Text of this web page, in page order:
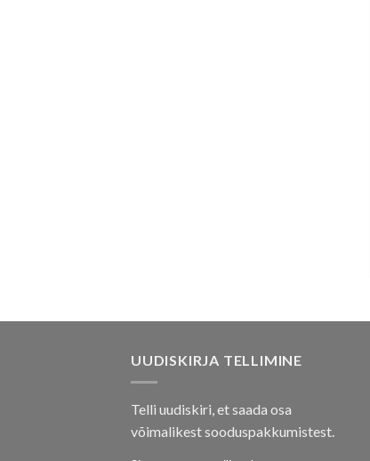
UUDISKIRJA TELLIMINE
Telli uudiskiri, et saada osa
võimalikest sooduspakkumistest.